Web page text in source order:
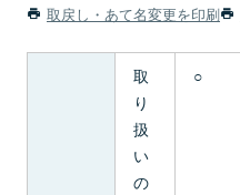
取戻し・あて名変更を印刷
取
り
扱
い
の
○